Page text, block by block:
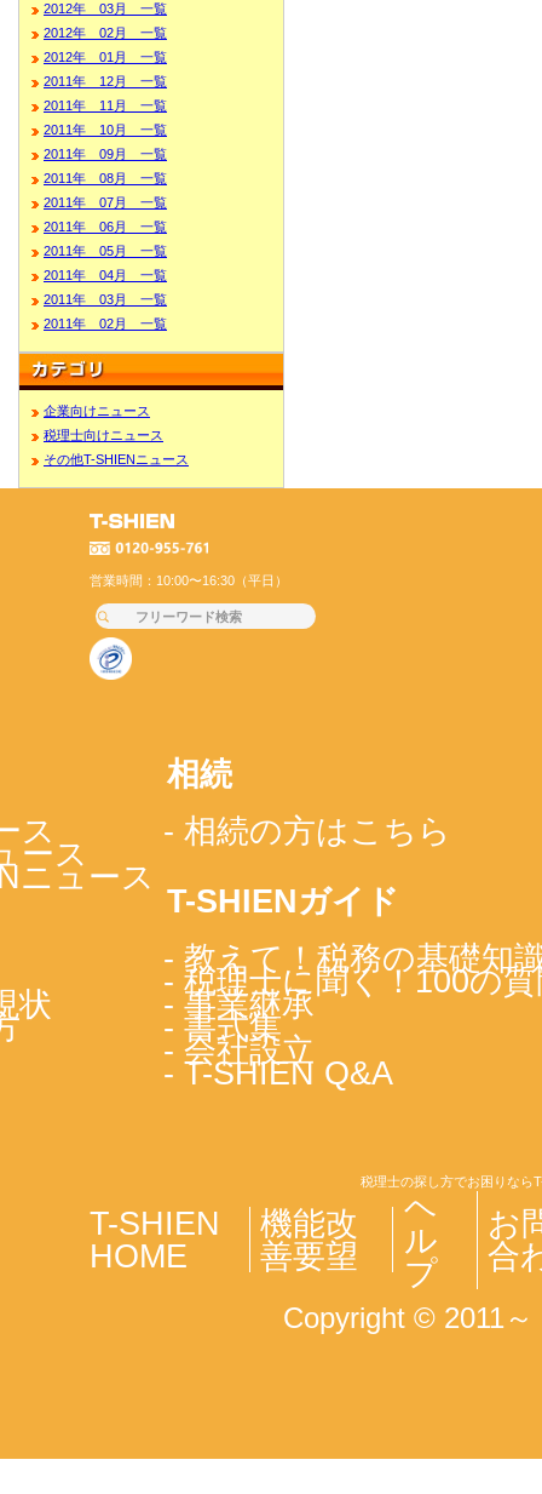
2012年 03月 一覧
2012年 02月 一覧
2012年 01月 一覧
2011年 12月 一覧
2011年 11月 一覧
2011年 10月 一覧
2011年 09月 一覧
2011年 08月 一覧
2011年 07月 一覧
2011年 06月 一覧
2011年 05月 一覧
2011年 04月 一覧
2011年 03月 一覧
2011年 02月 一覧
企業向けニュース
税理士向けニュース
その他T-SHIENニュース
営業時間：10:00〜16:30（平日）
ス
ース
ニュース
状
相続
- 相続の方はこちら
T-SHIENガイド
- 教えて！税務の基礎知
- 税理士に聞く！100の
- 事業継承
- 書式集
- 会社設立
- T-SHIEN Q&A
税理士の探し方でお困りなら
T-SHIEN
HOME
機能改
善要望
ヘ
ル
プ
お
合
Copyright © 2011